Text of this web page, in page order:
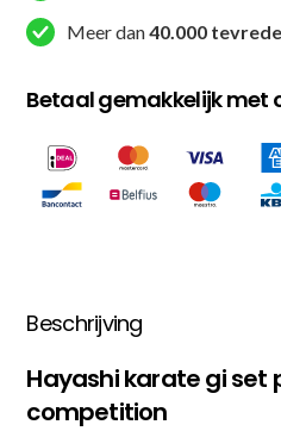
Meer dan40.000
Betaal gemakkelijk met
Beschrijving
Hayashi karate gi set
competition